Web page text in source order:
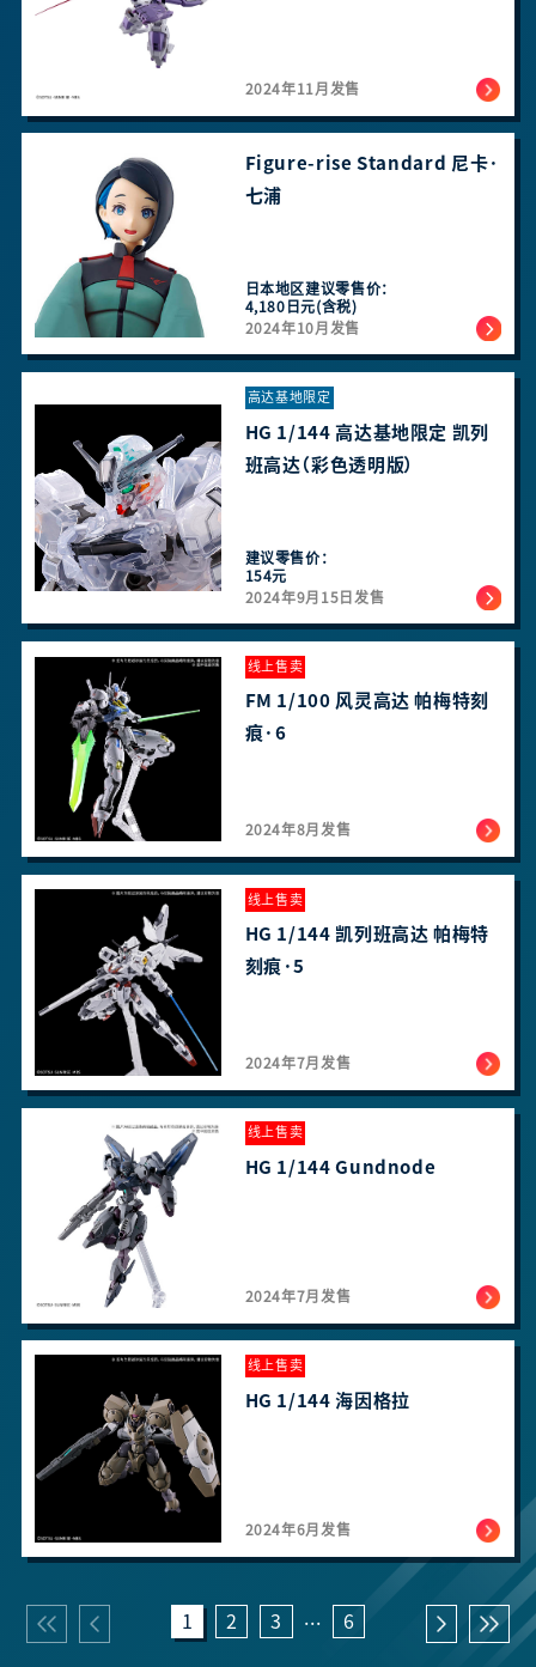
2024年11月发售
Figure-rise Standard 尼卡·
七浦
日本地区建议零售价：
4,180日元(含税)
2024年10月发售
高达基地限定
HG 1/144 高达基地限定 凯列
班高达（彩色透明版）
建议零售价：
154元
2024年9月15日发售
线上售卖
FM 1/100 风灵高达 帕梅特刻
痕·6
2024年8月发售
线上售卖
HG 1/144 凯列班高达 帕梅特
刻痕·5
2024年7月发售
线上售卖
HG 1/144 Gundnode
2024年7月发售
线上售卖
HG 1/144 海因格拉
2024年6月发售
1 2 3 ... 6